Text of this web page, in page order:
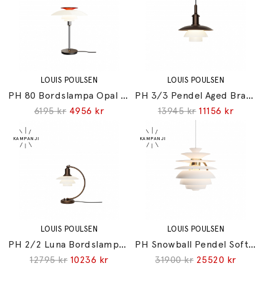
LOUIS POULSEN
PH 80 Bordslampa Opal White/High Lustre Chrome Plated
6195 kr 4956 kr
LOUIS POULSEN
PH 3/3 Pendel Aged Brass/Opal Glass
13945 kr 11156 kr
LOUIS POULSEN
PH 2/2 Luna Bordslampa Aged Brass/Opal Glass
12795 kr 10236 kr
LOUIS POULSEN
PH Snowball Pendel Soft White/Brass Metallised
31900 kr 25520 kr